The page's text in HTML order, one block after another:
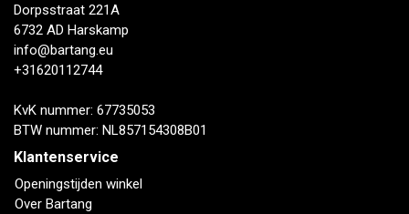
Dorpsstraat 221A
6732 AD Harskamp
info@bartang.eu
+31620112744
KvK nummer: 67735053
BTW nummer: NL857154308B01
Klantenservice
Openingstijden winkel
Over Bartang